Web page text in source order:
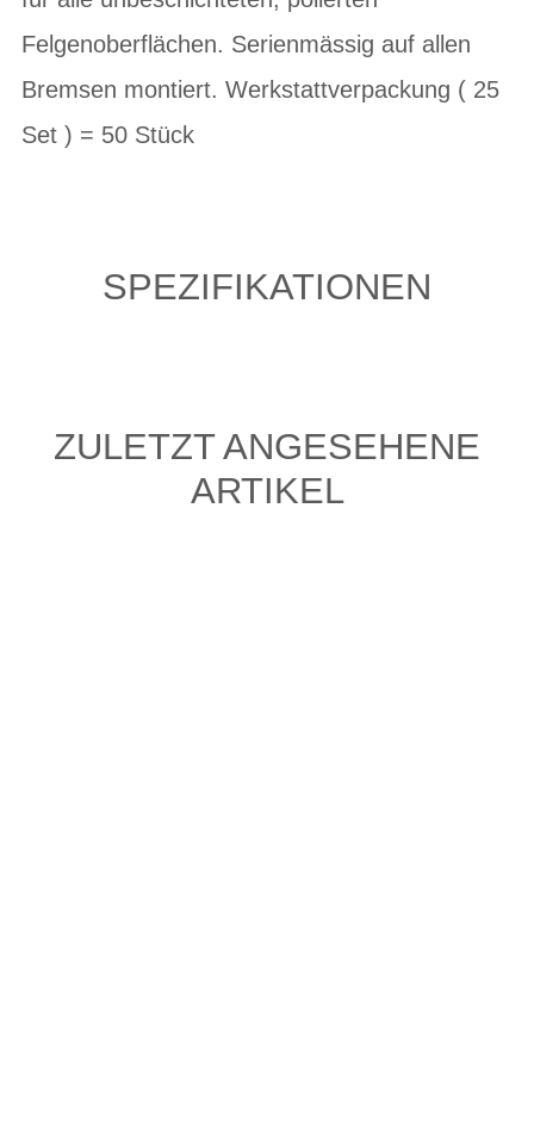
Felgenoberflächen. Serienmässig auf allen
Bremsen montiert. Werkstattverpackung ( 25
Set ) = 50 Stück
SPEZIFIKATIONEN
ZULETZT ANGESEHENE
ARTIKEL